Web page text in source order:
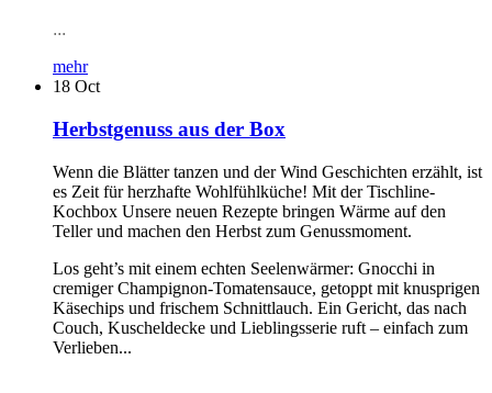
...
mehr
18 Oct
Herbstgenuss aus der Box
Wenn die Blätter tanzen und der Wind Geschichten erzählt, ist
es Zeit für herzhafte Wohlfühlküche! Mit der Tischline-
Kochbox Unsere neuen Rezepte bringen Wärme auf den
Teller und machen den Herbst zum Genussmoment.
Los geht’s mit einem echten Seelenwärmer: Gnocchi in
cremiger Champignon-Tomatensauce, getoppt mit knusprigen
Käsechips und frischem Schnittlauch. Ein Gericht, das nach
Couch, Kuscheldecke und Lieblingsserie ruft – einfach zum
Verlieben...